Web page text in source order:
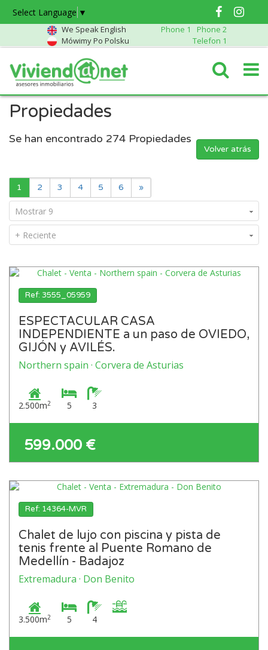
Select Language ▼
We Speak English Phone 1
Phone 2
Mówimy Po Polsku
Telefon 1
Propiedades
Se han encontrado 274 Propiedades
Volver atrás
1 2 3 4 5 6 »
Mostrar 9
+ Reciente
Ref: 3555_05959
ESPECTACULAR CASA
INDEPENDIENTE a un paso de OVIEDO,
GIJÓN y AVILÉS.
Northern spain · Corvera de Asturias
2.500m2 5 3
599.000 €
Ref: 14364-MVR
Chalet de lujo con piscina y pista de
tenis frente al Puente Romano de
Medellín - Badajoz
Extremadura · Don Benito
3.500m2 5 4